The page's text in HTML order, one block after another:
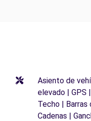
Asiento de
elevado | GPS
Techo |
Cadenas |